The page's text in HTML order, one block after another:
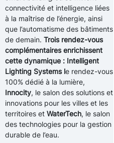
connectivité et intelligence liées
à la maîtrise de l’énergie, ainsi
que l’automatisme des bâtiments
de demain. Trois rendez-vous
complémentaires enrichissent
cette dynamique : Intelligent
Lighting Systems le rendez-vous
100% dédié à la lumière,
Innocity, le salon des solutions et
innovations pour les villes et les
territoires et WaterTech, le salon
des technologies pour la gestion
durable de l’eau.